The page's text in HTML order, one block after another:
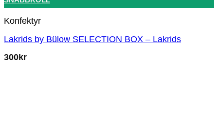
Konfektyr
Lakrids by Bülow SELECTION BOX – Lakrids
300kr